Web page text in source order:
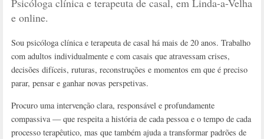
Psicóloga clínica e terapeuta de casal, em Linda-a-Velha
e online.
Sou psicóloga clínica e terapeuta de casal há mais de 20 anos. Trabalho
com adultos individualmente e com casais que atravessam crises,
decisões difíceis, ruturas, reconstruções e momentos em que é preciso
parar, pensar e ganhar novas perspetivas.
Procuro uma intervenção clara, responsável e profundamente
compassiva — que respeita a história de cada pessoa e o tempo de cada
processo terapêutico, mas que também ajuda a transformar padrões de